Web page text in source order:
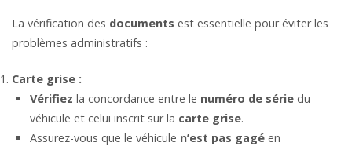
La vérification des documents est essentielle pour éviter les
problèmes administratifs :
Carte grise :
Vérifiez la concordance entre le numéro de série du
véhicule et celui inscrit sur la carte grise.
Assurez-vous que le véhicule n’est pas gagé en